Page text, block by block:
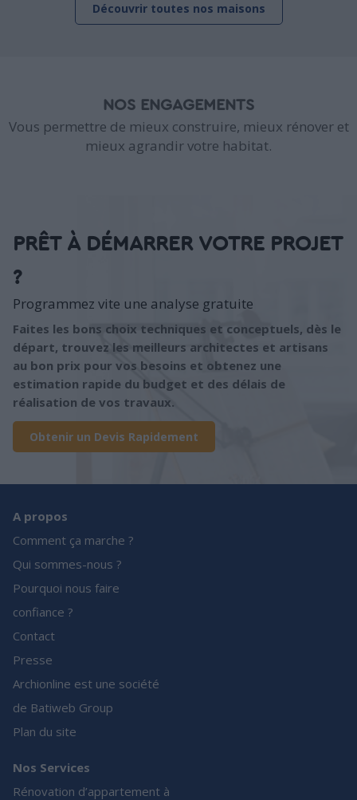
Découvrir toutes nos maisons
NOS ENGAGEMENTS
Vous permettre de mieux construire, mieux rénover et
mieux agrandir votre habitat.
PRÊT À DÉMARRER VOTRE PROJET
?
Programmez vite une analyse gratuite
Faites les bons choix techniques et conceptuels, dès le
départ, trouvez les meilleurs architectes et artisans
au bon prix pour vos besoins et obtenez une
estimation rapide du budget et des délais de
réalisation de vos travaux.
Obtenir un Devis Rapidement
A propos
Comment ça marche ?
Qui sommes-nous ?
Pourquoi nous faire
confiance ?
Contact
Presse
Archionline est une société
de Batiweb Group
Plan du site
Nos Services
Rénovation d’appartement à